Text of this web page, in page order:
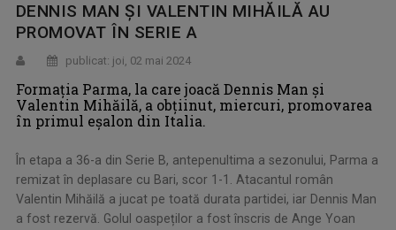
DENNIS MAN ŞI VALENTIN MIHĂILĂ AU
PROMOVAT ÎN SERIE A
publicat: joi, 02 mai 2024
Formaţia Parma, la care joacă Dennis Man şi
Valentin Mihăilă, a obţiinut, miercuri, promovarea
în primul eşalon din Italia.
În etapa a 36-a din Serie B, antepenultima a sezonului, Parma a
remizat în deplasare cu Bari, scor 1-1. Atacantul român
Valentin Mihăilă a jucat pe toată durata partidei, iar Dennis Man
a fost rezervă. Golul oaspeților a fost înscris de Ange Yoan